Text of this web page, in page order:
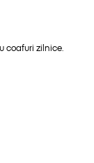
coafuri zilnice.